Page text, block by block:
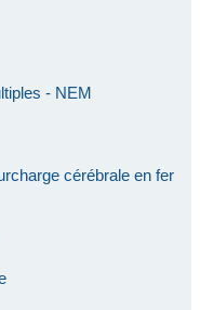
- NEM
cérébrale en fer